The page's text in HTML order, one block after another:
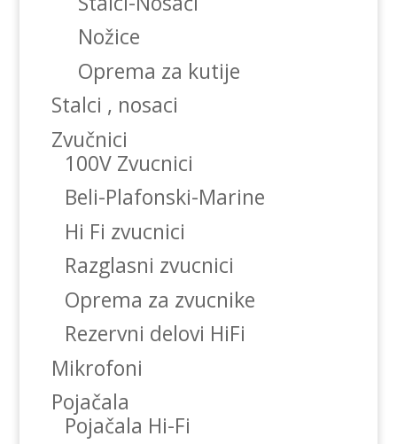
Nožice
Oprema za kutije
Stalci , nosaci
Zvučnici
100V Zvucnici
Beli-Plafonski-Marine
Hi Fi zvucnici
Razglasni zvucnici
Oprema za zvucnike
Rezervni delovi HiFi
Mikrofoni
Pojačala
Pojačala Hi-Fi